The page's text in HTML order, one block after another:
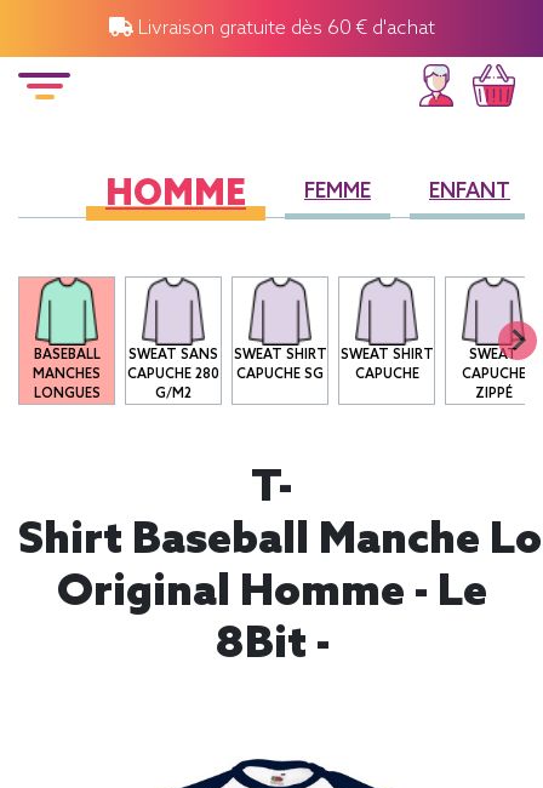
Livraison gratuite dès 60 € d'achat
HOMME FEMME ENFANT
BASEBALL
MANCHES
LONGUES
SWEAT SANS
CAPUCHE 280
G/M2
SWEAT SHIRT
CAPUCHE SG
SWEAT SHIRT
CAPUCHE
SWEAT
CAPUCHE
ZIPPÉ
T-
Shirt Baseball Manche
Original Homme - Le
8Bit -